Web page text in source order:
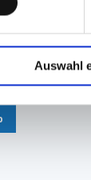
Auswahl